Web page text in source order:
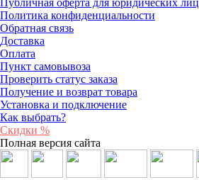
Политика конфиденциальности
Обратная связь
Доставка
Оплата
Пункт самовывоза
Проверить статус заказа
Получение и возврат товара
Установка и подключение
Как выбрать?
Скидки %
Полная версия сайта